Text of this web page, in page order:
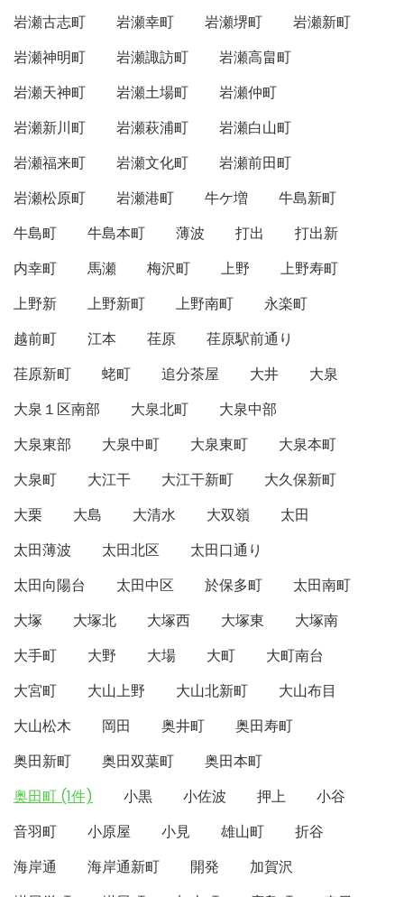
岩瀬古志町
岩瀬幸町 岩瀬堺町
岩瀬新町
岩瀬神明町
岩瀬諏訪町
岩瀬高畠町
岩瀬天神町
岩瀬土場町
岩瀬仲町
岩瀬新川町
岩瀬萩浦町
岩瀬白山町
岩瀬福来町
岩瀬文化町
岩瀬前田町
岩瀬松原町
岩瀬港町 牛ケ増
牛島新町
牛島町
牛島本町 薄波 打出
打出新
内幸町
馬瀬 梅沢町 上野
上野寿町
上野新
上野新町 上野南町
永楽町
越前町
江本 荏原
荏原駅前通り
荏原新町
蛯町 追分茶屋 大井
大泉
大泉１区南部
大泉北町
大泉中部
大泉東部
大泉中町 大泉東町
大泉本町
大泉町
大江干 大江干新町
大久保新町
大栗
大島 大清水 大双嶺
太田
太田薄波
太田北区
太田口通り
太田向陽台
太田中区 於保多町
太田南町
大塚
大塚北 大塚西 大塚東
大塚南
大手町
大野 大場 大町
大町南台
大宮町
大山上野 大山北新町
大山布目
大山松木
岡田 奥井町
奥田寿町
奥田新町
奥田双葉町
奥田本町
奥田町 (1件)
小黒 小佐波 押上
小谷
音羽町
小原屋 小見 雄山町
折谷
海岸通
海岸通新町 開発
加賀沢